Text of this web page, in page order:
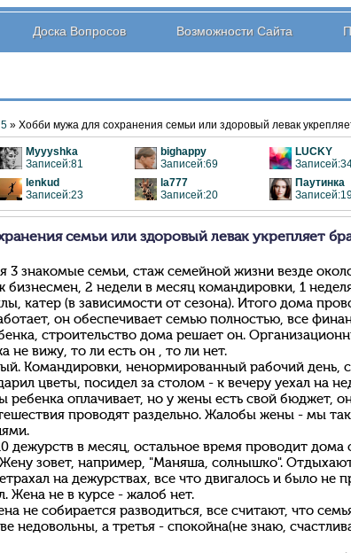
Доска Вопросов Возможности Сайта
5» Хобби мужа для сохранения семьи или здоровый левак
Myyyshka
Записей:81
bighappy
Записей:69
LUCKY
lenkud
Записей:23
la777
Записей:20
Паутинка
семьи или здоровый левак укрепляет
3 знакомые семьи, стаж семейной жизни везде
2 недели в месяц командировки, 1
катер (в зависимости от сезона). Итого дома
он обеспечивает семью полностью, все
строительство дома решает он.
вижу, то ли есть он , то ли нет.
Командировки, ненормированный рабочий день,
цветы, посидел за столом - к вечеру уехал на
ребенка оплачивает, но у жены есть свой бюджет,
проводят раздельно. Жалобы жены - мы
дежурств в месяц, остальное время проводит дома
зовет, например, "Маняша, солнышко". Отдыхают
на дежурствах, все что двигалось и было не
Жена не в курсе - жалоб нет.
не собирается разводиться, все считают, что
недовольны, а третья - спокойна(не знаю,